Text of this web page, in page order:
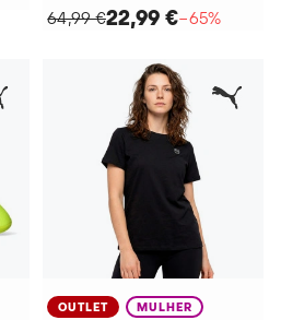
64,99 €22,99 €−65%
OUTLET MULHER